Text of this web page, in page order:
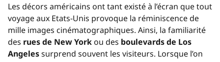
Les décors américains ont tant existé à l’écran que tout
voyage aux Etats-Unis provoque la réminiscence de
mille images cinématographiques. Ainsi, la familiarité
des rues de New York ou des boulevards de Los
Angelessurprend souvent les visiteurs. Lorsque l’on